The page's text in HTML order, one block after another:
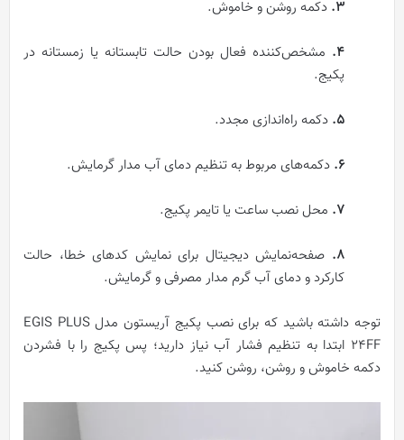
۳. دکمه روشن و خاموش.
۴.
مشخص‌کننده فعال بودن حالت تابستانه یا زمستانه در
پکیج.
۵. دکمه راه‌اندازی مجدد.
۶. دکمه‌های مربوط به تنظیم دمای آب مدار گرمایش.
۷. محل نصب ساعت یا تایمر پکیج.
۸.
صفحه‌نمایش دیجیتال برای نمایش کدهای خطا، حالت
کارکرد و دمای آب گرم مدار مصرفی و گرمایش.
توجه داشته باشید که برای نصب پکیج آریستون مدل EGIS PLUS
24FF ابتدا به تنظیم فشار آب نیاز دارید؛ پس پکیج را با فشردن
دکمه خاموش و روشن، روشن کنید.